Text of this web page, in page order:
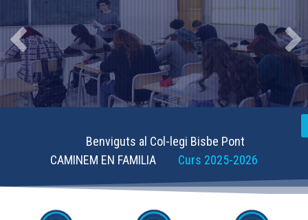
Benviguts al Col-legi Bisbe Pont
CAMINEM EN FAMILIA Curs 2025-2026